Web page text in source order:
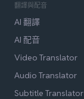
翻譯與配音
AI 翻譯
AI 配音
Video Translator
Audio Translator
Subtitle Translator